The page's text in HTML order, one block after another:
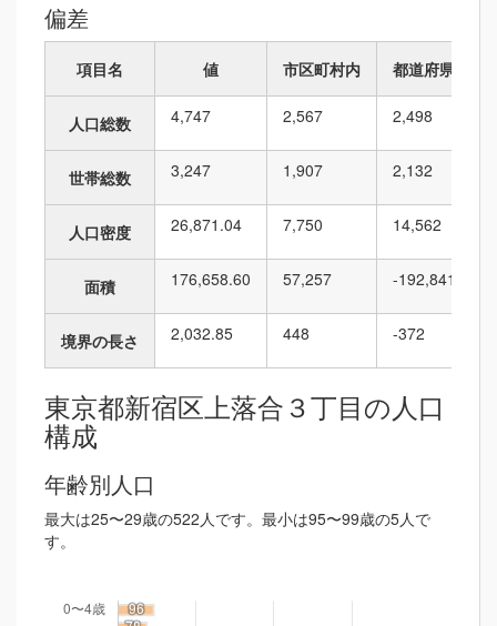
偏差
項目名 値 市区町村内 都道府県内
人口総数 4,747 2,567 2,498
世帯総数 3,247 1,907 2,132
人口密度 26,871.04 7,750 14,562
面積 176,658.60 57,257 -192,841
境界の長さ 2,032.85 448 -372
東京都新宿区上落合３丁目の人口
構成
年齢別人口
最大は25〜29歳の522人です。最小は95〜99歳の5人で
す。